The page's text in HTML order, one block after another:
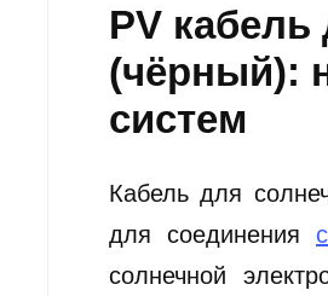
PV
(чёрный):
систем
Кабель для
для соединения
солнечной